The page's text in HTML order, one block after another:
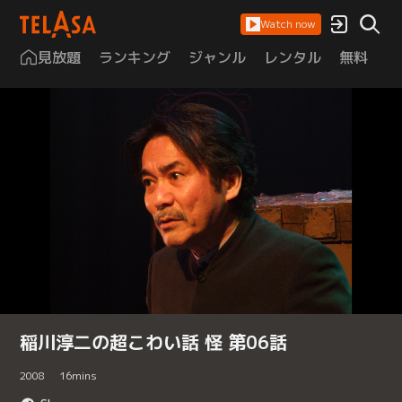
Watch now
見放題 ランキング ジャンル レンタル 無料
稲川淳二の超こわい話 怪 第06話
2008 16mins